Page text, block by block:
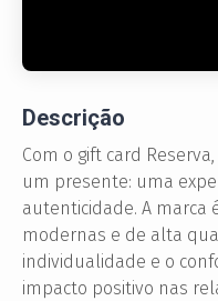
Descrição
Com o gift card
um presente: uma
autenticidade. A marca
modernas e de alta
individualidade e o
impacto positivo nas